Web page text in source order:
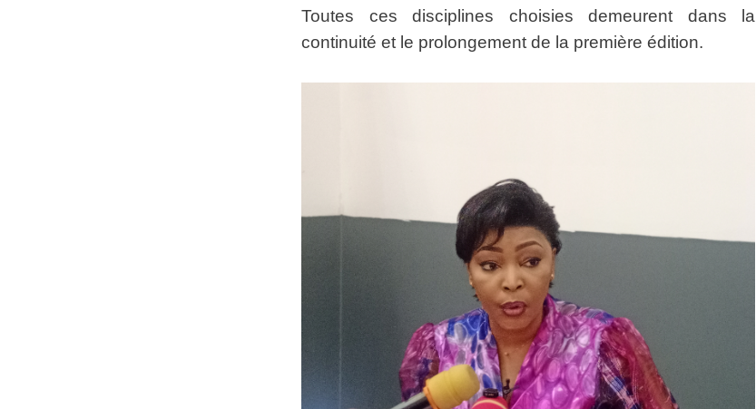
Toutes ces disciplines choisies demeurent dans la
continuité et le prolongement de la première édition.